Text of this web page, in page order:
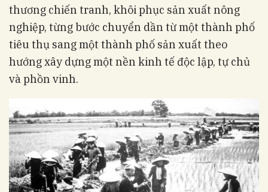
thương chiến tranh, khôi phục sản xuất nông
nghiệp, từng bước chuyển dần từ một thành phố
tiêu thụ sang một thành phố sản xuất theo
hướng xây dựng một nền kinh tế độc lập, tự chủ
và phồn vinh.